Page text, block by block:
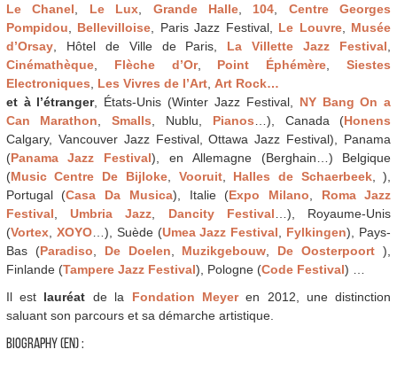
Le Chanel, Le Lux, Grande Halle, 104, Centre Georges
Pompidou, Bellevilloise, Paris Jazz Festival, Le Louvre, Musée
d’Orsay, Hôtel de Ville de Paris, La Villette Jazz Festival,
Cinémathèque, Flèche d’Or, Point Éphémère,Siestes
Electroniques, Les Vivres de l’Art, Art Rock…
et à l’étranger, États-Unis (Winter Jazz Festival, NY Bang On a
Can Marathon,Smalls, Nublu, Pianos…), Canada (Honens
Calgary, Vancouver Jazz Festival, Ottawa Jazz Festival), Panama
(Panama Jazz Festival), en Allemagne (Berghain…) Belgique
(Music Centre De Bijloke, Vooruit, Halles de Schaerbeek, ),
Portugal (Casa Da Musica), Italie (Expo Milano, Roma Jazz
Festival,Umbria Jazz, Dancity Festival…), Royaume-Unis
(Vortex, XOYO…), Suède (Umea Jazz Festival, Fylkingen), Pays-
Bas (Paradiso, De Doelen, Muzikgebouw, De Oosterpoort),
Finlande (Tampere Jazz Festival), Pologne (Code Festival) …
Il est lauréat de la Fondation Meyeren 2012, une distinction
saluant son parcours et sa démarche artistique.
BIOGRAPHY (EN) :